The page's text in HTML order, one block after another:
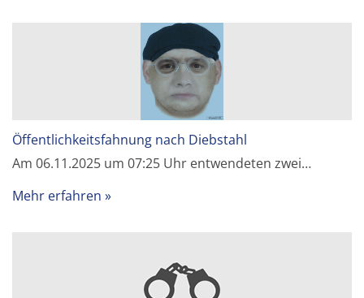
Öffentlichkeitsfahnung nach Diebstahl
Am 06.11.2025 um 07:25 Uhr entwendeten zwei…
Mehr erfahren